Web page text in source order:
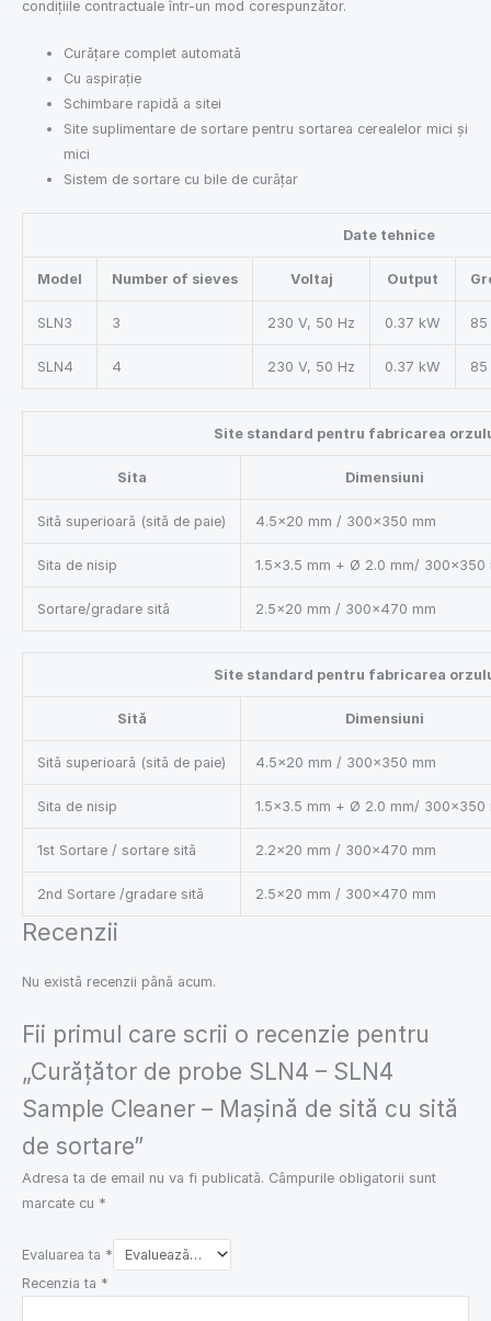
condițiile contractuale într-un mod corespunzător.
Curățare complet automată
Cu aspirație
Schimbare rapidă a sitei
Site suplimentare de sortare pentru sortarea cerealelor mici și
mici
Sistem de sortare cu bile de curățar
Date tehnice
Model Number of sieves Voltaj Output
SLN3 3 230 V, 50 Hz 0.37 kW 85
SLN4 4 230 V, 50 Hz 0.37 kW 85
Site standard pentru fabricarea
Sita Dimensiuni
Sită superioară (sită de paie) 4.5×20 mm / 300×350 mm
Sita de nisip 1.5×3.5 mm + Ø 2.0 mm/ 300×350
Sortare/gradare sită 2.5×20 mm / 300×470 mm
Site standard pentru fabricarea
Sită Dimensiuni
Sită superioară (sită de paie) 4.5×20 mm / 300×350 mm
Sita de nisip 1.5×3.5 mm + Ø 2.0 mm/ 300×350
1st Sortare / sortare sită 2.2×20 mm / 300×470 mm
2nd Sortare /gradare sită 2.5×20 mm / 300×470 mm
Recenzii
Nu există recenzii până acum.
Fii primul care scrii o recenzie pentru
„Curățător de probe SLN4 – SLN4
Sample Cleaner – Mașină de sită cu sită
de sortare”
Adresa ta de email nu va fi publicată. Câmpurile obligatorii sunt
marcate cu *
Evaluarea ta *
Recenzia ta *